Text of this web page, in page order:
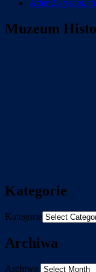
After 25 years,
Muzeum
Kategorie
Kategorie
Archiwa
Archiwa